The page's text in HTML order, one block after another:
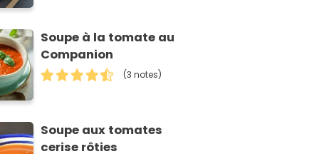
Soupe à la tomate au
Companion
(3 notes)
Soupe aux tomates
cerise rôties